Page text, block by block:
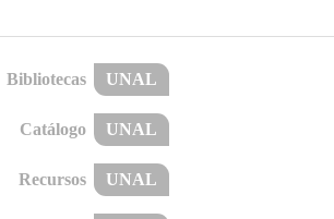
Bibliotecas UNAL
Catálogo UNAL
Recursos UNAL